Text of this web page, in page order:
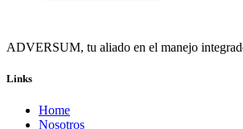
ADVERSUM, tu aliado en el manejo
Links
Home
Nosotros